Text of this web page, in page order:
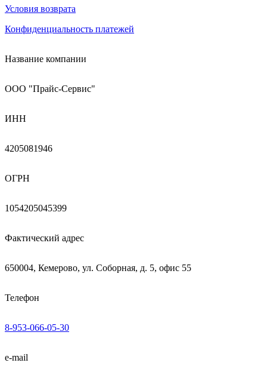
Условия возврата
Конфиденциальность платежей
Название компании
ООО "Прайс-Сервис"
ИНН
4205081946
ОГРН
1054205045399
Фактический адрес
650004, Кемерово, ул. Соборная, д. 5, офис 55
Телефон
8-953-066-05-30
e-mail